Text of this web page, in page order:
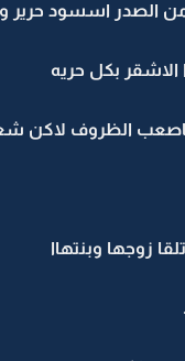
اسسود حرير
بكل حريه
الظروف لاكن
زوجها وبنتهاا